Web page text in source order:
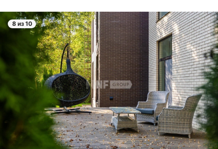
8 из 10